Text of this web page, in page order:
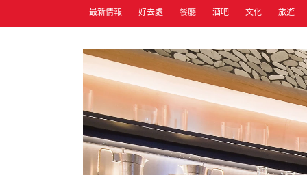
最新情報 好去處 餐廳 酒吧 文化 旅遊